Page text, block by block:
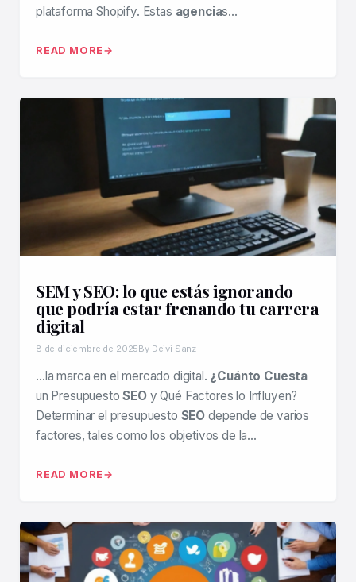
plataforma Shopify. Estas agencias…
READ MORE
SEM y SEO: lo que estás ignorando
que podría estar frenando tu carrera
digital
8 de diciembre de 2025By Deivi Sanz
…la marca en el mercado digital. ¿Cuánto Cuesta
un PresupuestoSEOy Qué Factores lo Influyen?
Determinar el presupuesto SEO depende de varios
factores, tales como los objetivos de la…
READ MORE